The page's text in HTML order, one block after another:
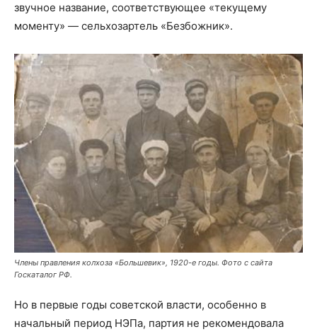
звучное название, соответствующее «текущему
моменту» — сельхозартель «Безбожник».
Члены правления колхоза «Большевик», 1920-е годы. Фото с сайта
Госкаталог РФ.
Но в первые годы советской власти, особенно в
начальный период НЭПа, партия не рекомендовала